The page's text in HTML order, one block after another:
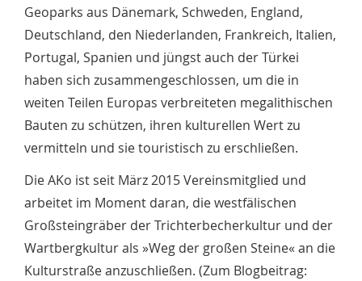
Geoparks aus Dänemark, Schweden, England,
Deutschland, den Niederlanden, Frankreich, Italien,
Portugal, Spanien und jüngst auch der Türkei
haben sich zusammengeschlossen, um die in
weiten Teilen Europas verbreiteten megalithischen
Bauten zu schützen, ihren kulturellen Wert zu
vermitteln und sie touristisch zu erschließen.
Die AKo ist seit März 2015 Vereinsmitglied und
arbeitet im Moment daran, die westfälischen
Großsteingräber der Trichterbecherkultur und der
Wartbergkultur als »Weg der großen Steine« an die
Kulturstraße anzuschließen. (Zum Blogbeitrag: